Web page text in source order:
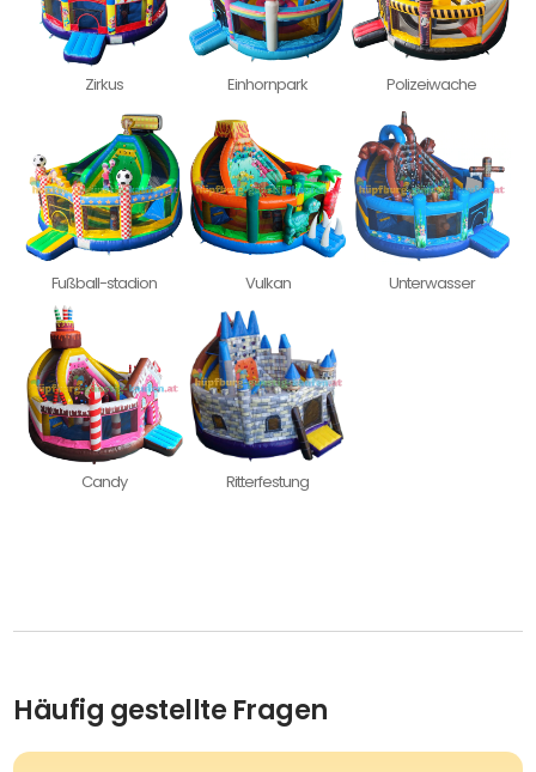
Zirkus Einhornpark Polizeiwache
Fußball-stadion Vulkan Unterwasser
Candy Ritterfestung
Häufig gestellte Fragen